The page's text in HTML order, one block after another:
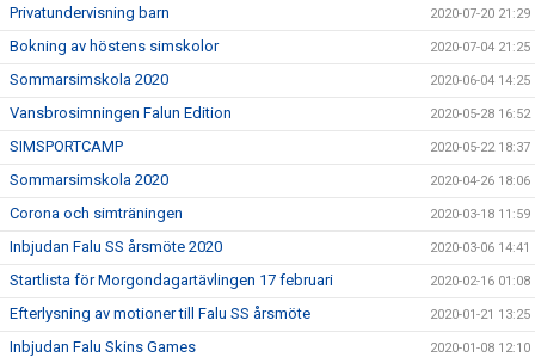
Privatundervisning barn 2020-07-20 21:29
Bokning av höstens simskolor 2020-07-04 21:25
Sommarsimskola 2020 2020-06-04 14:25
Vansbrosimningen Falun Edition 2020-05-28 16:52
SIMSPORTCAMP 2020-05-22 18:37
Sommarsimskola 2020 2020-04-26 18:06
Corona och simträningen 2020-03-18 11:59
Inbjudan Falu SS årsmöte 2020 2020-03-06 14:41
Startlista för Morgondagartävlingen 17 februari 2020-02-16 01:08
Efterlysning av motioner till Falu SS årsmöte 2020-01-21 13:25
Inbjudan Falu Skins Games 2020-01-08 12:10